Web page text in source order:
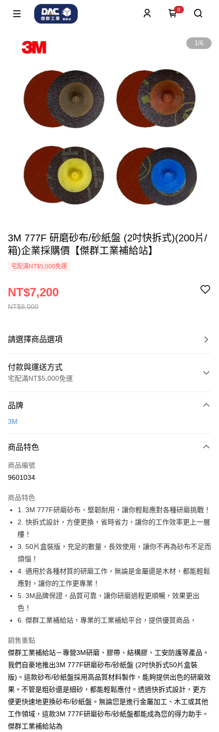
0
1/6
3M 777F 研磨砂布/砂紙盤 (2吋快拆式)(200片/
箱)企業採購價【傑群工業補給站】
宅配滿NT$5,000免運
NT$8,000
NT$7,200
請選擇商品選項
付款與運送方式
宅配滿NT$5,000免運
信用卡一次付款
LINE Pay
Apple Pay
運送方式
全家取貨付款
每筆NT$60
付款後全家取貨
每筆NT$60
7-11取貨付款
每筆NT$60
付款後7-11取貨
新竹物流(大件商品、貨量較大)
每筆NT$200，滿NT$5,000(含以上)免運費
品牌
3M
商品特色
商品編號
9601034
商品特色
1. 3M 777F研磨砂布，堅韌耐用，讓你輕鬆應對各種研磨挑戰！
2. 快拆式設計，方便更換，省時省力，讓你的工作效率更上一層
樓！
3. 50片盒裝版，充足的數量，長效使用，讓你不再為砂布不足而
煩惱！
4. 適用於各種材質的研磨工作，無論是金屬還是木材，都能輕鬆
應對，讓你的工作更專業！
5. 3M品牌保證，品質可靠，讓你研磨過程更順暢，效果更出
色！
6. 傑群工業補給站，專業的工業補給平台，提供優質商品，
銷售重點
傑群工業補給站－專營3M研磨、膠帶、結構膠、工安防護等產品。
我們自豪地推出3M 777F研磨砂布/砂紙盤 (2吋快拆式50片盒裝
版)。這款砂布/砂紙盤採用高品質材料製作，能夠提供出色的研磨效
果。不管是粗砂還是細砂，都能輕鬆應付。透過快拆式設計，更方
便更快速地更換砂布/砂紙盤。無論您是進行金屬加工、木工或其他
工作領域，這款3M 777F研磨砂布/砂紙盤都能成為您的得力助手。
傑群工業補給站為